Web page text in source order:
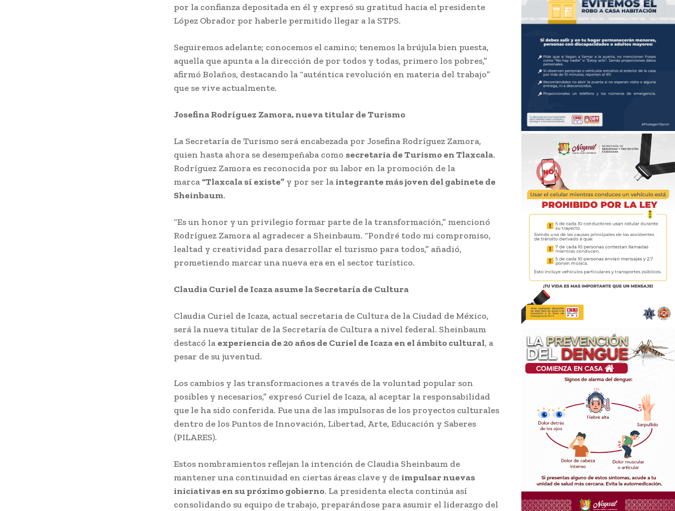
por la confianza depositada en él y expresó su gratitud hacia el presidente
López Obrador por haberle permitido llegar a la STPS.
Seguiremos adelante; conocemos el camino; tenemos la brújula bien puesta,
aquella que apunta a la dirección de por todos y todas, primero los pobres,”
afirmó Bolaños, destacando la “auténtica revolución en materia del trabajo”
que se vive actualmente.
Josefina Rodríguez Zamora, nueva titular de Turismo
La Secretaría de Turismo será encabezada por Josefina Rodríguez Zamora,
quien hasta ahora se desempeñaba como secretaria de Turismo en Tlaxcala.
Rodríguez Zamora es reconocida por su labor en la promoción de la
marca“Tlaxcala sí existe” y por ser la integrante más joven del gabinete de
Sheinbaum.
“Es un honor y un privilegio formar parte de la transformación,” mencionó
Rodríguez Zamora al agradecer a Sheinbaum. “Pondré todo mi compromiso,
lealtad y creatividad para desarrollar el turismo para todos,” añadió,
prometiendo marcar una nueva era en el sector turístico.
Claudia Curiel de Icaza asume la Secretaría de Cultura
Claudia Curiel de Icaza, actual secretaria de Cultura de la Ciudad de México,
será la nueva titular de la Secretaría de Cultura a nivel federal. Sheinbaum
destacó la experiencia de 20 años de Curiel de Icaza en el ámbito cultural, a
pesar de su juventud.
Los cambios y las transformaciones a través de la voluntad popular son
posibles y necesarios,” expresó Curiel de Icaza, al aceptar la responsabilidad
que le ha sido conferida. Fue una de las impulsoras de los proyectos culturales
dentro de los Puntos de Innovación, Libertad, Arte, Educación y Saberes
(PILARES).
Estos nombramientos reflejan la intención de Claudia Sheinbaum de
mantener una continuidad en ciertas áreas clave y de impulsar nuevas
iniciativas en su próximo gobierno. La presidenta electa continúa así
consolidando su equipo de trabajo, preparándose para asumir el liderazgo del